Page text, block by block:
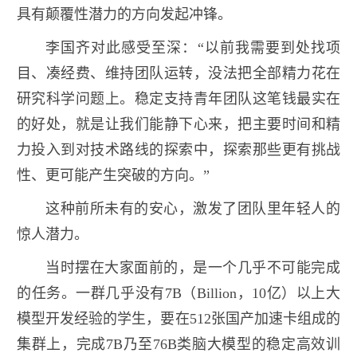
具有颠覆性潜力的方向发起冲锋。
李国齐对此感受至深：“以前我需要到处找项
目、凑经费、维持团队运转，没法把全部精力花在
研究科学问题上。稳定支持青年团队这笔钱最实在
的好处，就是让我们能静下心来，把主要时间和精
力投入到对技术路线的探索中，探索那些更有挑战
性、更可能产生突破的方向。”
这种前所未有的安心，激发了团队里年轻人的
惊人潜力。
当时摆在大家面前的，是一个几乎不可能完成
的任务。一群几乎没有7B（Billion，10亿）以上大
模型开发经验的学生，要在512张国产加速卡组成的
集群上，完成7B乃至76B类脑大模型的稳定高效训